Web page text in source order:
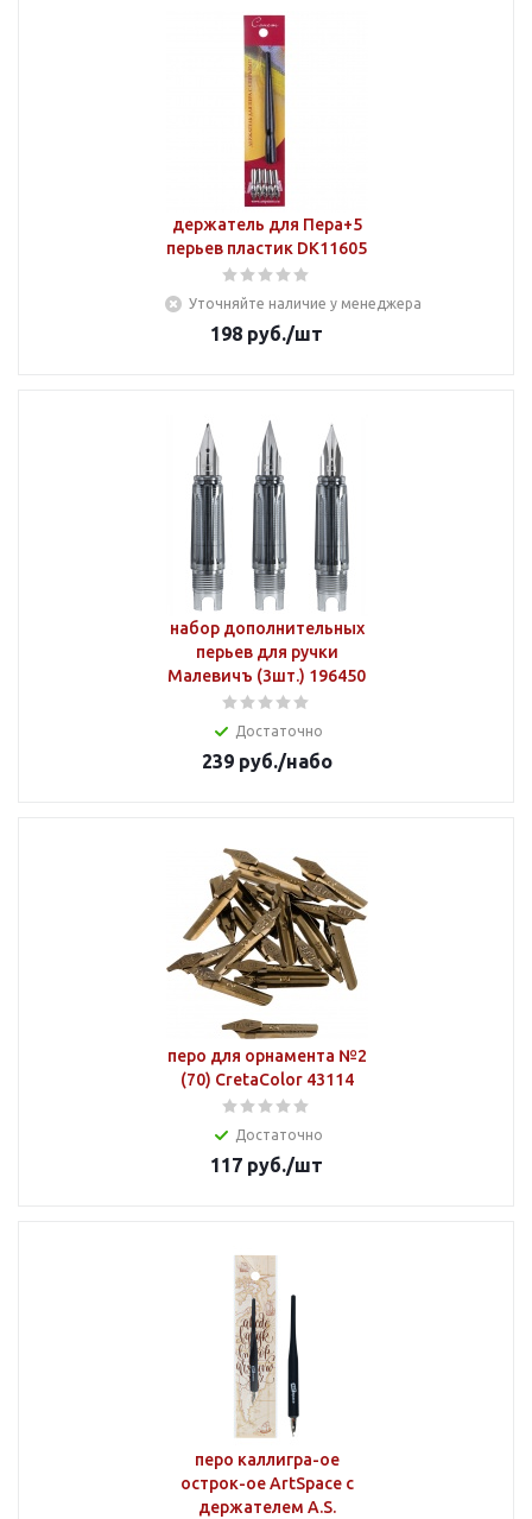
держатель для Пера+5
перьев пластик DK11605
Уточняйте наличие у менеджера
198 руб./шт
набор дополнительных
перьев для ручки
Малевичъ (3шт.) 196450
Достаточно
239руб./набо
перо для орнамента №2
(70) CretaColor 43114
Достаточно
117 руб./шт
перо каллигра-ое
острок-ое ArtSpace с
держателем A.S.